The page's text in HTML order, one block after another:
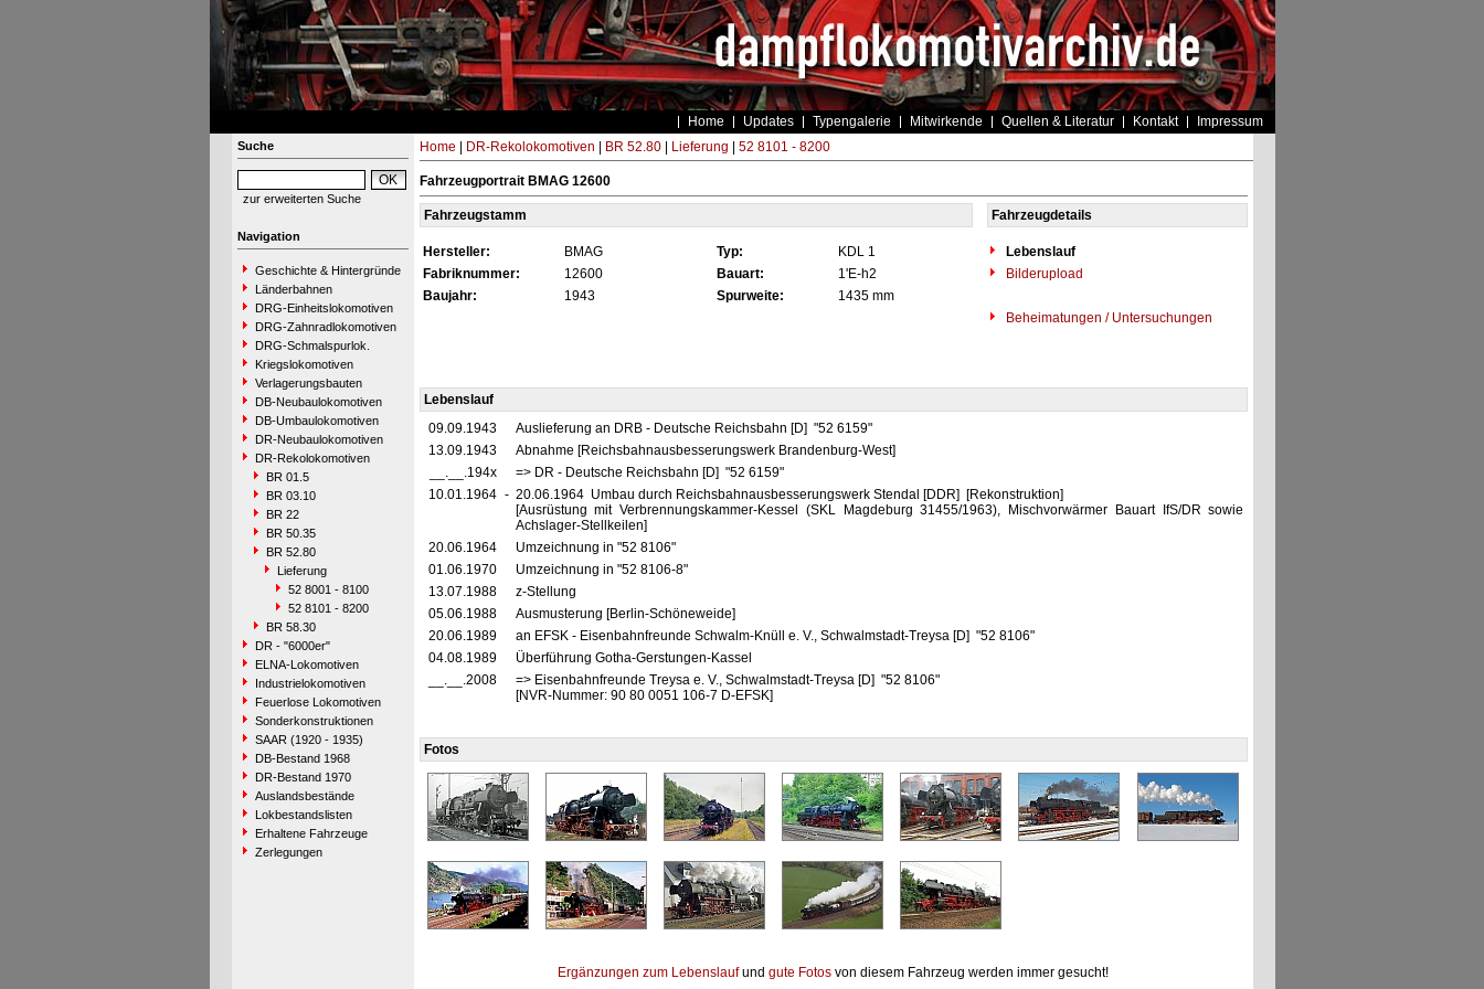
Home Updates Typengalerie Mitwirkende Quellen & Literatur Kontakt Impressum
Suche
zur erweiterten Suche
Navigation
Geschichte & Hintergründe
Länderbahnen
DRG-Einheitslokomotiven
DRG-Zahnradlokomotiven
DRG-Schmalspurlok.
Kriegslokomotiven
Verlagerungsbauten
DB-Neubaulokomotiven
DB-Umbaulokomotiven
DR-Neubaulokomotiven
DR-Rekolokomotiven
BR 01.5
BR 03.10
BR 22
BR 50.35
BR 52.80
Lieferung
52 8001 - 8100
52 8101 - 8200
BR 58.30
DR - "6000er"
ELNA-Lokomotiven
Industrielokomotiven
Feuerlose Lokomotiven
Sonderkonstruktionen
SAAR (1920 - 1935)
DB-Bestand 1968
DR-Bestand 1970
Auslandsbestände
Lokbestandslisten
Erhaltene Fahrzeuge
Zerlegungen
Home DR-Rekolokomotiven BR 52.80| Lieferung 52 8101 - 8200
Fahrzeugportrait BMAG 12600
Fahrzeugstamm Fahrzeugdetails
Hersteller: BMAG Typ: KDL 1
Lebenslauf
Fabriknummer:
12600 Bauart: 1'E-h2
Bilderupload
Baujahr:
1943 Spurweite:
1435 mm
Beheimatungen / Untersuchungen
Lebenslauf
09.09.1943
Auslieferung an DRB - Deutsche Reichsbahn [D] "52 6159"
13.09.1943
Abnahme [Reichsbahnausbesserungswerk Brandenburg-West]
__.__.194x
=> DR - Deutsche Reichsbahn [D] "52 6159"
10.01.1964 - 20.06.1964 Umbau durch Reichsbahnausbesserungswerk Stendal [DDR] [Rekonstruktion]
[Ausrüstung mit Verbrennungskammer-Kessel (SKL Magdeburg 31455/1963), Mischvorwärmer Bauart IfS/DR sowie
Achslager-Stellkeilen]
20.06.1964
Umzeichnung in "52 8106"
01.06.1970
Umzeichnung in "52 8106-8"
13.07.1988
z-Stellung
05.06.1988
Ausmusterung [Berlin-Schöneweide]
20.06.1989
an EFSK - Eisenbahnfreunde Schwalm-Knüll e. V., Schwalmstadt-Treysa [D] "52 8106"
04.08.1989
Überführung Gotha-Gerstungen-Kassel
__.__.2008
=> Eisenbahnfreunde Treysa e. V., Schwalmstadt-Treysa [D] "52 8106"
[NVR-Nummer: 90 80 0051 106-7 D-EFSK]
Fotos
Ergänzungen zum Lebenslaufund gute Fotos von diesem Fahrzeug werden immer gesucht!